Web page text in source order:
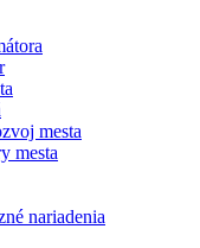
mesta
mesta
nariadenia